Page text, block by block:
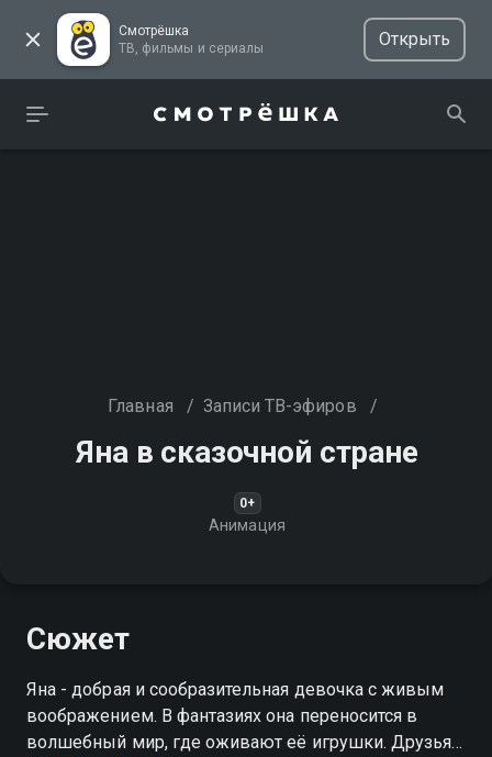
Смотрёшка
ТВ, фильмы и сериалы
Открыть
Главная / Записи ТВ-эфиров /
Яна в сказочной стране
0+
Анимация
Сюжет
Яна - добрая и сообразительная девочка с живым
воображением. В фантазиях она переносится в
волшебный мир, где оживают её игрушки. Друзья